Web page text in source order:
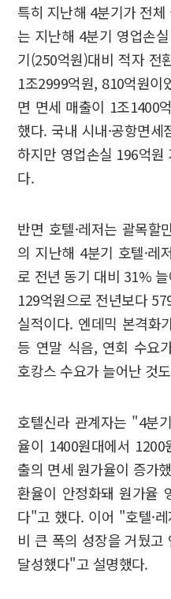
특히 지난해 4분기가 전
는 지난해 4분기 영업손
기(250억원)대비 적자 전
1조2999억원, 810억원이
면 면세 매출이 1조1400
했다. 국내 시내·공항면
하지만 영업손실 196억원
다.
반면 호텔·레저는 괄목할
의 지난해 4분기 호텔·레
로 전년 동기 대비 31%
129억원으로 전년보다
실적이다. 엔데믹 본격화
등 연말 식음, 연회 수요
호캉스 수요가 늘어난 것
호텔신라 관계자는 "4분
율이 1400원대에서 1200
출의 면세 원가율이 증가
환율이 안정화돼 원가율
다"고 했다. 이어 "호텔·
비 큰 폭의 성장을 거뒀고
달성했다"고 설명했다.